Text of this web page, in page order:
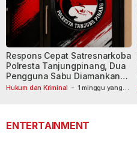
Hukum dan Kriminal - 1 minggu yang
Respons Cepat Satresnarkoba
Polresta Tanjungpinang, Dua
Pengguna Sabu Diamankan
Usai Dilaporkan ke Call Center
ENTERTAINMENT